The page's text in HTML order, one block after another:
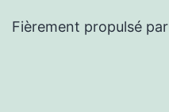
Fièrement propulsé par